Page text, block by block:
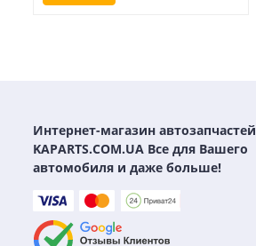
Интернет-магазин автозапчастей
KAPARTS.COM.UA Все для Вашего
автомобиля и даже больше!